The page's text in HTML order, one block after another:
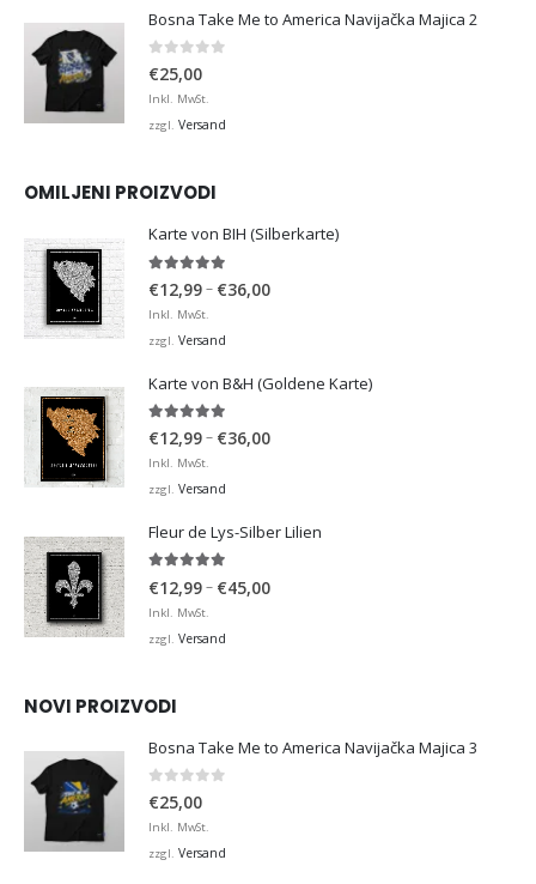
Bosna Take Me to America Navijačka Majica 2
0 von 5
€25,00
Inkl. MwSt.
zzgl. Versand
OMILJENI PROIZVODI
Karte von BIH (Silberkarte)
€12,99– €36,00Preisspanne:
Inkl. MwSt.
zzgl. Versand
Karte von B&H (Goldene Karte)
4.98von 5
€12,99– €36,00Preisspanne:
Inkl. MwSt.
zzgl. Versand
Fleur de Lys-Silber Lilien
€12,99– €45,00Preisspanne:
Inkl. MwSt.
zzgl. Versand
NOVI PROIZVODI
Bosna Take Me to America Navijačka Majica 3
0 von 5
€25,00
Inkl. MwSt.
zzgl. Versand